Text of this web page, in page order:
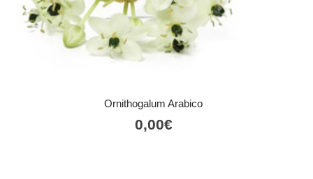
Ornithogalum Arabico
0,00€